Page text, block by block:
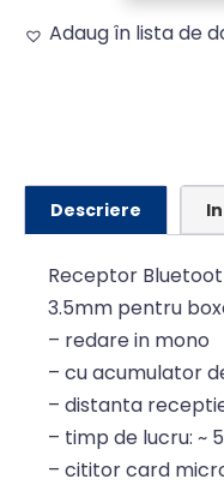
Adaug în lista de
Descriere
Receptor
3.5mm pentru
– redare in mono
– cu acumulator
– distanta
– timp de lucru: ~
– cititor card